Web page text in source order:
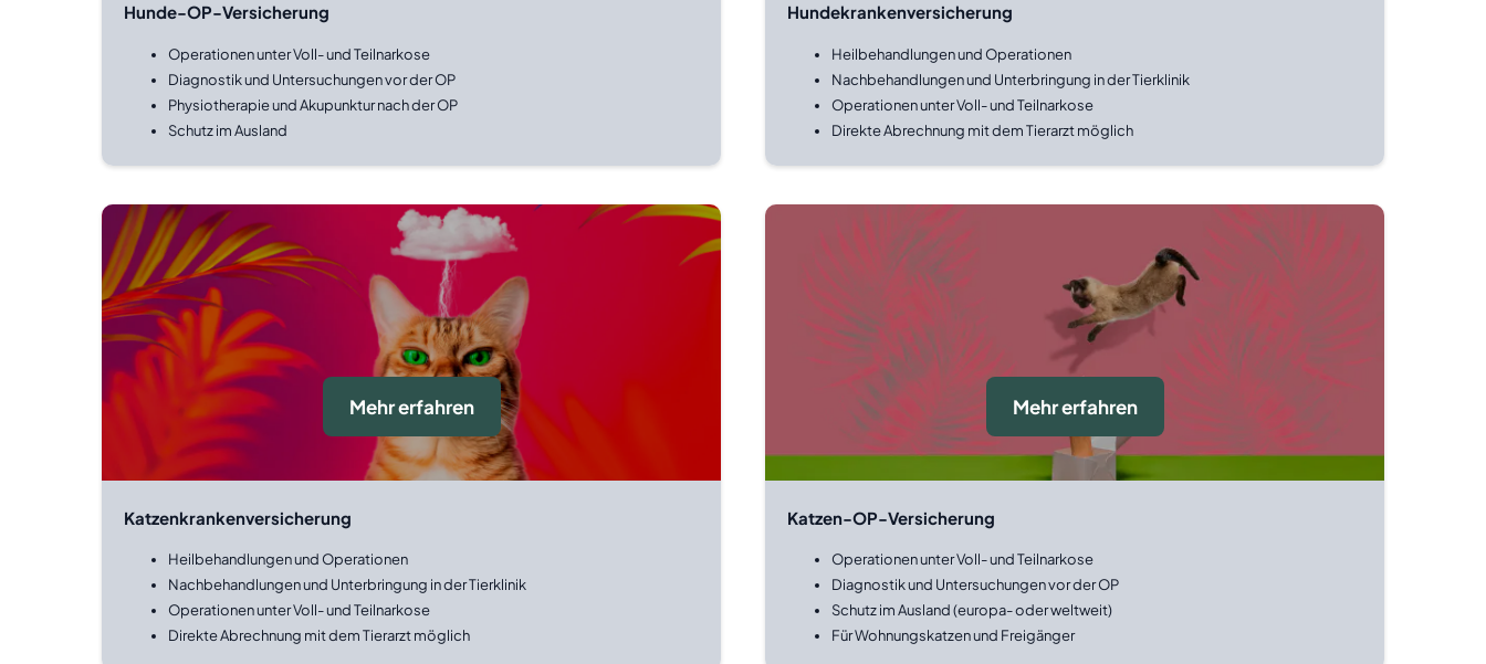
Hunde-OP-Versicherung
Operationen unter Voll- und Teilnarkose
Diagnostik und Untersuchungen vor der OP
Physiotherapie und Akupunktur nach der OP
Schutz im Ausland
Hundekrankenversicherung
Heilbehandlungen und Operationen
Nachbehandlungen und Unterbringung in der Tierklinik
Operationen unter Voll- und Teilnarkose
Direkte Abrechnung mit dem Tierarzt möglich
Mehr erfahren
Katzenkrankenversicherung
Heilbehandlungen und Operationen
Nachbehandlungen und Unterbringung in der Tierklinik
Operationen unter Voll- und Teilnarkose
Direkte Abrechnung mit dem Tierarzt möglich
Mehr erfahren
Katzen-OP-Versicherung
Operationen unter Voll- und Teilnarkose
Diagnostik und Untersuchungen vor der OP
Schutz im Ausland (europa- oder weltweit)
Für Wohnungskatzen und Freigänger